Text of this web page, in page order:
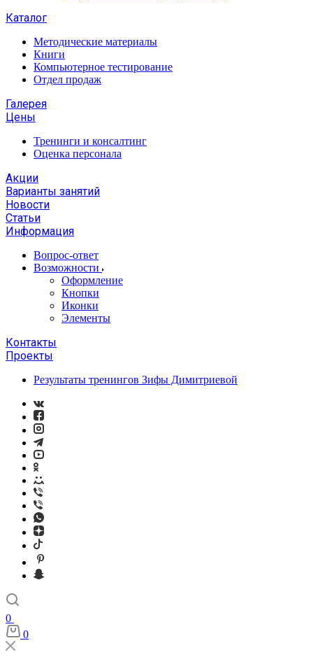
Каталог
Методические материалы
Книги
Компьютерное тестирование
Отдел продаж
Галерея
Цены
Тренинги и консалтинг
Оценка персонала
Акции
Варианты занятий
Новости
Статьи
Информация
Вопрос-ответ
Возможности
Оформление
Кнопки
Иконки
Элементы
Контакты
Проекты
Результаты тренингов Зифы Димитриевой
0
0